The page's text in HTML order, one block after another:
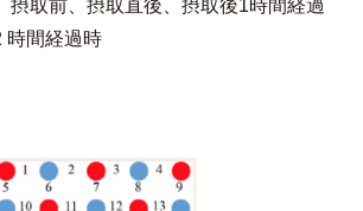
摂取前、摂取直後、摂取後1時間経過
時間経過時